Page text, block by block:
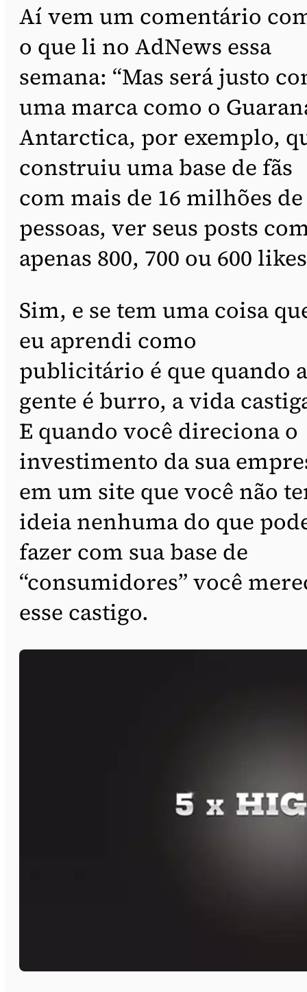
Aí vem um comentário
o que li no AdNews essa
semana: “Mas será justo
uma marca como o
Antarctica, por exemplo,
construiu uma base de fãs
com mais de 16 milhões de
pessoas, ver seus posts
apenas 800, 700 ou 600
Sim, e se tem uma coisa
eu aprendi como
publicitário é que quando a
gente é burro, a vida
E quando você direciona o
investimento da sua
em um site que você não
ideia nenhuma do que
fazer com sua base de
“consumidores” você
esse castigo.